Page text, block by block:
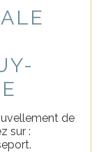
de
sur :